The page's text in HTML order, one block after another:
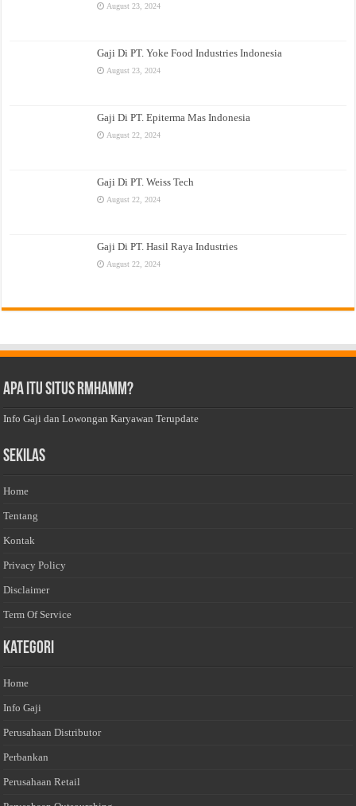
August 23, 2024
Gaji Di PT. Yoke Food Industries Indonesia
August 23, 2024
Gaji Di PT. Epiterma Mas Indonesia
August 22, 2024
Gaji Di PT. Weiss Tech
August 22, 2024
Gaji Di PT. Hasil Raya Industries
August 22, 2024
Apa Itu Situs Rmhamm?
Info Gaji dan Lowongan Karyawan Terupdate
Sekilas
Home
Tentang
Kontak
Privacy Policy
Disclaimer
Term Of Service
Kategori
Home
Info Gaji
Perusahaan Distributor
Perbankan
Perusahaan Retail